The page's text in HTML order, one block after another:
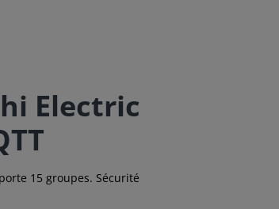
Electric
15 groupes. Sécurité